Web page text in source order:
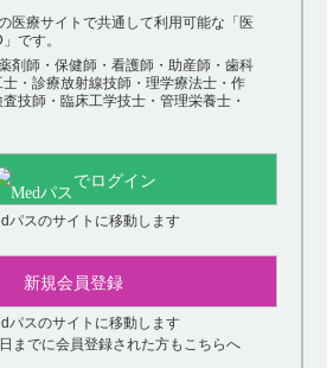
際共同第2相試験（201試験）
間：国際共同第2相試験（201試験）
際共同第2相試験（201試験）
離を除く）のGrade分類
医療サイトで共通して利用可能な「医
です。
剤師・保健師・看護師・助産師・歯科
・診療放射線技師・理学療法士・作
技師・臨床工学技士・管理栄養士・
でログイン
パスのサイトに移動します
新規会員登録
パスのサイトに移動します
までに会員登録された方もこちらへ